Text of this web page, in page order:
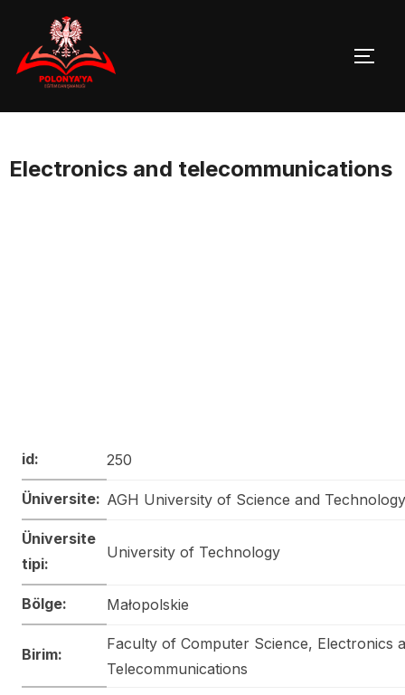
content
Electronics and telecommunications
id: 250
Üniversite: AGH University of Science and Technology
Üniversite
tipi:
University of Technology
Bölge: Małopolskie
Birim:
Faculty of Computer Science, Electronics
Telecommunications